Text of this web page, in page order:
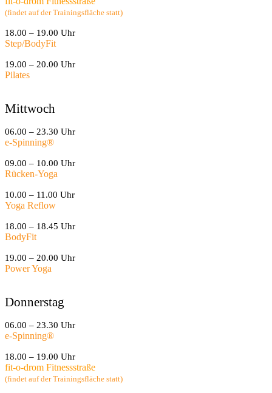
(findet auf der Trainingsfläche statt)
18.00 – 19.00 Uhr
Step/BodyFit
19.00 – 20.00 Uhr
Pilates
Mittwoch
06.00 – 23.30 Uhr
e-Spinning®
09.00 – 10.00 Uhr
Rücken-Yoga
10.00 – 11.00 Uhr
Yoga Reflow
18.00 – 18.45 Uhr
BodyFit
19.00 – 20.00 Uhr
Power Yoga
Donnerstag
06.00 – 23.30 Uhr
e-Spinning®
18.00 – 19.00 Uhr
fit-o-drom Fitnessstraße
(findet auf der Trainingsfläche statt)